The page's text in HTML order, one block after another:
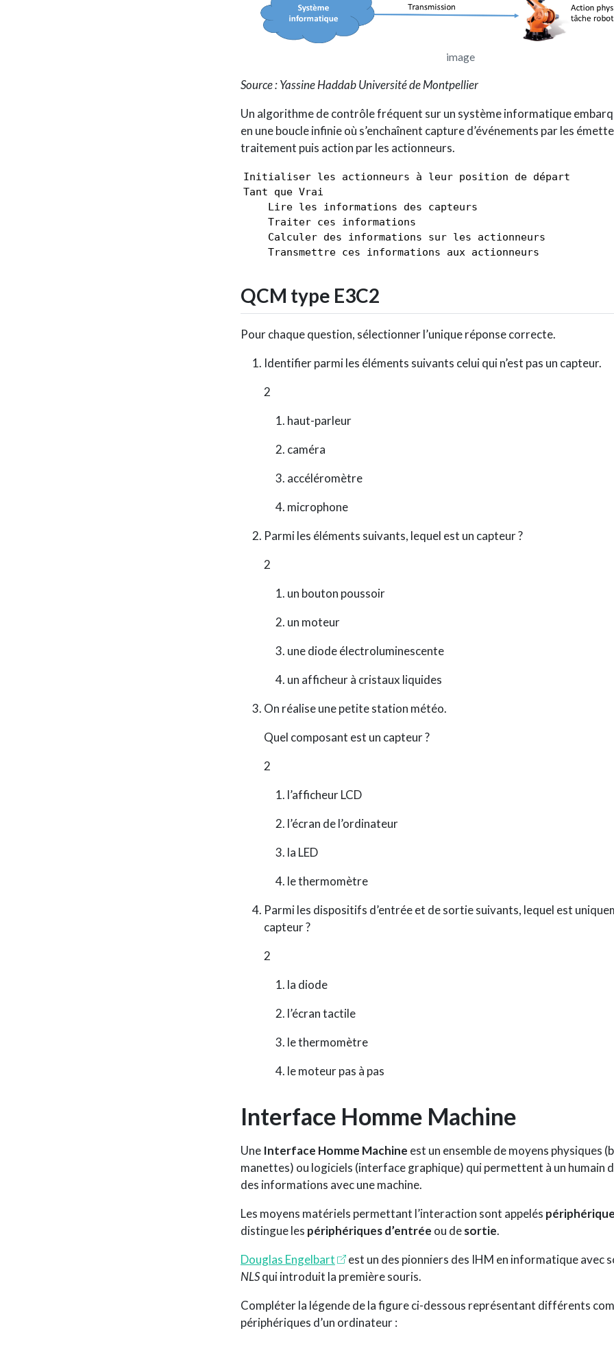
image
Source : Yassine Haddab Université de Montpellier
Un algorithme de contrôle fréquent sur un système informatique
en une boucle infinie où s’enchaînent capture d’événements par les
traitement puis action par les actionneurs.
Initialiser les actionneurs à leur position de départ
Tant que Vrai
    Lire les informations des capteurs
    Traiter ces informations
    Calculer des informations sur les actionneurs
    Transmettre ces informations aux actionneurs
QCM type E3C2
Pour chaque question, sélectionner l’unique réponse correcte.
Identifier parmi les éléments suivants celui qui n’est pas un capteur.
2
haut-parleur
caméra
accéléromètre
microphone
Parmi les éléments suivants, lequel est un capteur ?
2
un bouton poussoir
un moteur
une diode électroluminescente
un afficheur à cristaux liquides
On réalise une petite station météo.
Quel composant est un capteur ?
2
l’afficheur LCD
l’écran de l’ordinateur
la LED
le thermomètre
Parmi les dispositifs d’entrée et de sortie suivants, lequel est
capteur ?
2
la diode
l’écran tactile
le thermomètre
le moteur pas à pas
Interface Homme Machine
Une Interface Homme Machine est un ensemble de moyens physiques
manettes) ou logiciels (interface graphique) qui permettent à un humain
des informations avec une machine.
Les moyens matériels permettant l’interaction sont appelés
distingue les périphériques d’entrée ou desortie.
Douglas Engelbart
est un des pionniers des IHM en informatique avec
NLSqui introduit la première souris.
Compléter la légende de la figure ci-dessous représentant différents
périphériques d’un ordinateur :